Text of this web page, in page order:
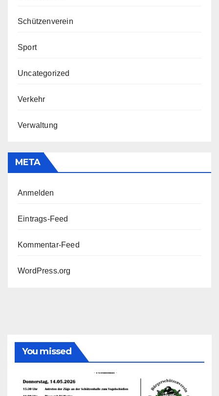
Schützenverein
Sport
Uncategorized
Verkehr
Verwaltung
META
Anmelden
Eintrags-Feed
Kommentar-Feed
WordPress.org
You missed